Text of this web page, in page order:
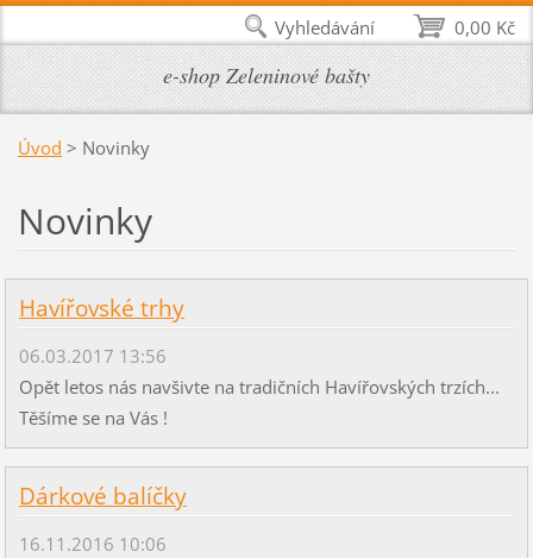
e-shop Zeleninové bašty
Úvod > Novinky
Novinky
Havířovské trhy
06.03.2017 13:56
Opět letos nás navšivte na tradičních Havířovských trzích...
Těšíme se na Vás !
Dárkové balíčky
16.11.2016 10:06
0,00 Kč
Vyhledávání